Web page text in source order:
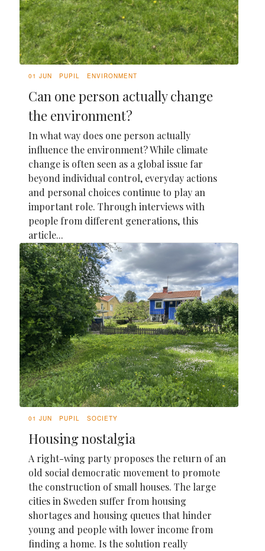
01 JUN PUPIL ENVIRONMENT
Can one person actually change
the environment?
In what way does one person actually
influence the environment? While climate
change is often seen as a global issue far
beyond individual control, everyday actions
and personal choices continue to play an
important role. Through interviews with
people from different generations, this
article...
01 JUN PUPIL SOCIETY
Housing nostalgia
A right-wing party proposes the return of an
old social democratic movement to promote
the construction of small houses. The large
cities in Sweden suffer from housing
shortages and housing queues that hinder
young and people with lower income from
finding a home. Is the solution really